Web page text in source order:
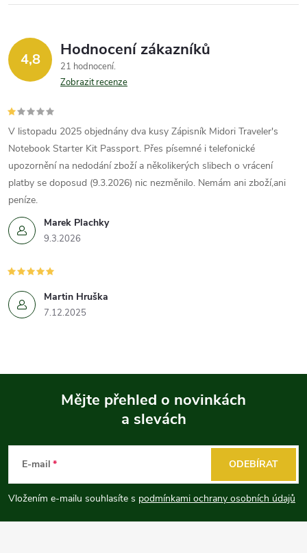
4,8 Hodnocení zákazníků
21 hodnocení
Zobrazit recenze
Marek Plachky
9.3.2026
V listopadu 2025 objednány dva kusy Zápisník Midori Traveler's
Notebook Starter Kit Passport. Přes písemné i telefonické
upozornění na nedodání zboží a několikerých slibech o vrácení
platby se doposud (9.3.2026) nic nezměnilo. Nemám ani zboží,ani
peníze.
Martin Hruška
7.12.2025
p
a
Mějte přehled o novinkách
a slevách
E-mail
Vložením e-mailu souhlasíte s podmínkami ochrany osobních údajů
ODEBÍRAT